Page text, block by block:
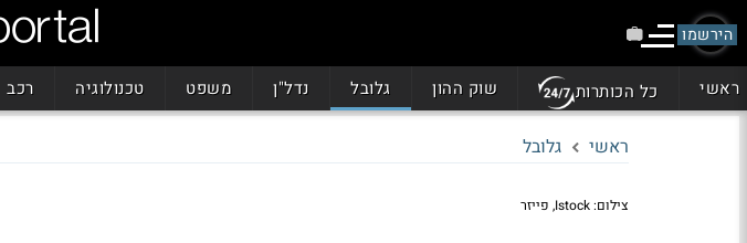
הירשמו
ראשי כל הכותרות שוק ההון גלובל נדל"ן משפט טכנולוגיה רכב
ראשי גלובל
צילום: Istock, פייזר